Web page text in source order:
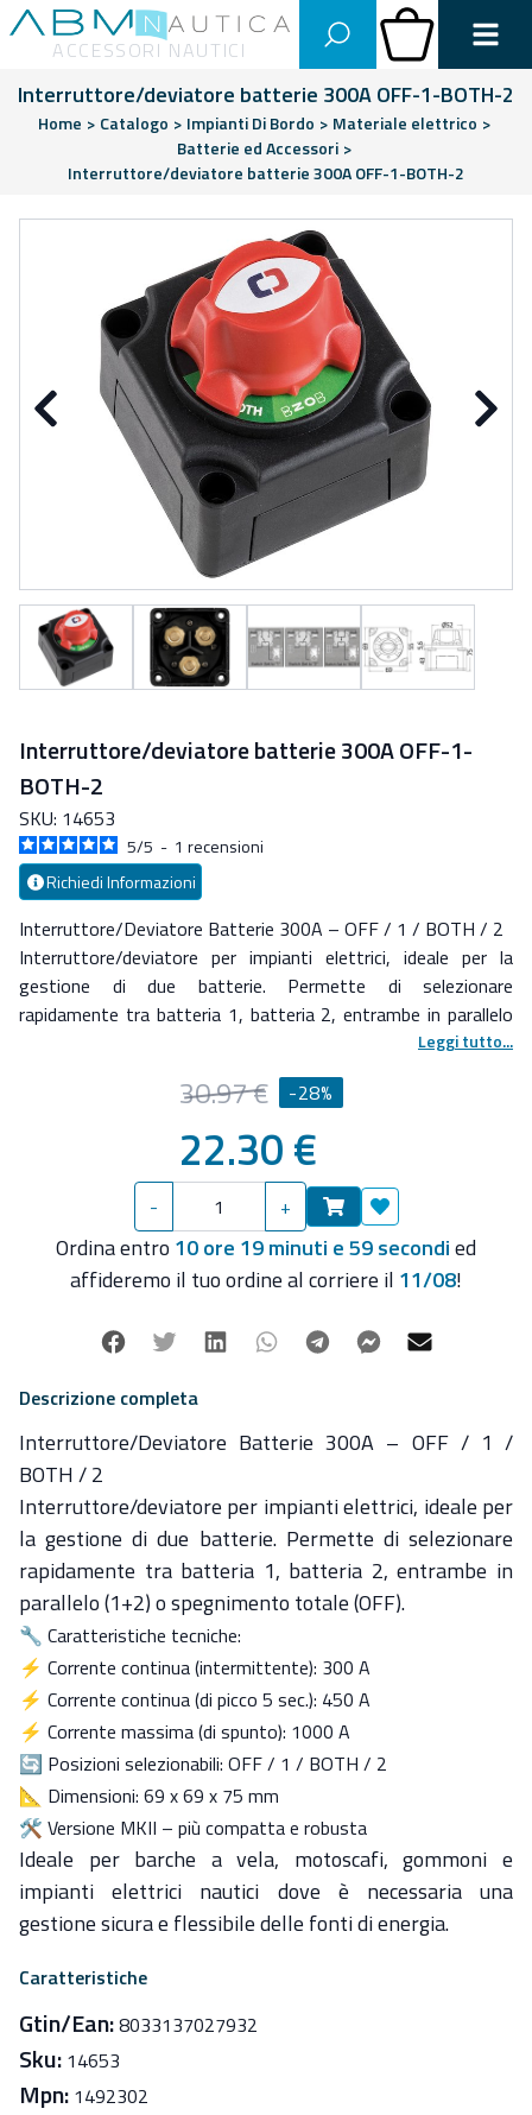
Abm Nautica
ACCESSORI NAUTICI
Carrello
Interruttore/deviatore batterie 300A OFF-1-BOTH-2
Home > Catalogo > Impianti Di Bordo > Materiale elettrico >
Batterie ed Accessori >
Interruttore/deviatore batterie 300A OFF-1-BOTH-2
Precedente
Interruttore/deviatore batterie 300A OFF-1-
BOTH-2
SKU: 14653
5/5 - 1 recensioni
Richiedi Informazioni
Interruttore/Deviatore Batterie 300A – OFF / 1 / BOTH / 2
Interruttore/deviatore per impianti elettrici, ideale per la
gestione di due batterie. Permette di selezionare
rapidamente tra batteria 1, batteria 2,entrambe in parallelo
Corrente continua (intermittente):300 A
Corrente continua (di picco 5 sec.):
Corrente massima (di spunto): 1000 A
Posizioni selezionabili:OFF / 1 / BOTH / 2
69 x 69 x 75 mm
Versione MKII– più compatta e robusta
Ideale per barche a vela, motoscafi, gommoni e impianti
flessibile delle fonti di energia.
Leggi tutto...
30.97 € -28%
22.30 €
- + Aggiungi ai
Ordina entro 10 ore 19 minuti e 59 secondied
affideremo il tuo ordine al corriere il 11/08!
Facebook
Twitter LinkedinWhatsappTelegramFacebook
Descrizione completa
Interruttore/Deviatore Batterie 300A – OFF / 1 /
BOTH / 2
Interruttore/deviatore per impianti elettrici, ideale per
la gestione didue batterie. Permette di selezionare
rapidamente tra batteria 1, batteria 2,entrambe in
parallelo (1+2)ospegnimento totale (OFF).
🔧 Caratteristiche tecniche:
⚡ Corrente continua (intermittente): 300 A
⚡ Corrente continua (di picco 5 sec.): 450 A
⚡ Corrente massima (di spunto): 1000 A
🔄 Posizioni selezionabili: OFF / 1 / BOTH / 2
📐 Dimensioni: 69 x 69 x 75 mm
🛠️ Versione MKII – più compatta e robusta
Ideale per barche a vela, motoscafi, gommoni e
impianti elettrici nautici dove è necessaria una
gestione sicura e flessibile delle fonti di energia.
Caratteristiche
Gtin/Ean:8033137027932
Sku: 14653
Mpn: 1492302